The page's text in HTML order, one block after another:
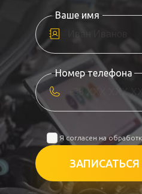
Ваше имя
Номер телефона
Я согласен на
ЗАПИСАТЬСЯ